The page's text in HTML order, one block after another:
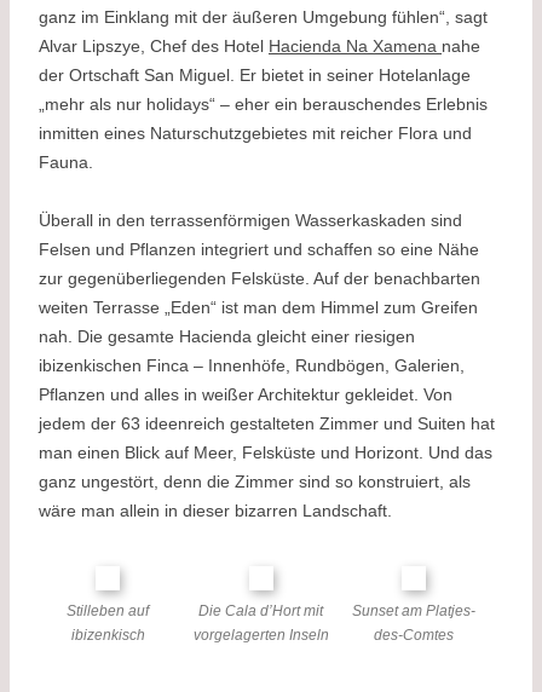
ganz im Einklang mit der äußeren Umgebung fühlen“, sagt
Alvar Lipszye, Chef des Hotel Hacienda Na Xamena nahe
der Ortschaft San Miguel. Er bietet in seiner Hotelanlage
„mehr als nur holidays“ – eher ein berauschendes Erlebnis
inmitten eines Naturschutzgebietes mit reicher Flora und
Fauna.
Überall in den terrassenförmigen Wasserkaskaden sind
Felsen und Pflanzen integriert und schaffen so eine Nähe
zur gegenüberliegenden Felsküste. Auf der benachbarten
weiten Terrasse „Eden“ ist man dem Himmel zum Greifen
nah. Die gesamte Hacienda gleicht einer riesigen
ibizenkischen Finca – Innenhöfe, Rundbögen, Galerien,
Pflanzen und alles in weißer Architektur gekleidet. Von
jedem der 63 ideenreich gestalteten Zimmer und Suiten hat
man einen Blick auf Meer, Felsküste und Horizont. Und das
ganz ungestört, denn die Zimmer sind so konstruiert, als
wäre man allein in dieser bizarren Landschaft.
Stilleben auf
ibizenkisch
Die Cala d’Hort mit
vorgelagerten Inseln
Sunset am Platjes-
des-Comtes